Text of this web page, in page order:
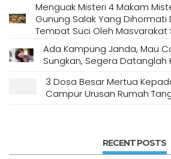
Menguak Misteri 4 Makam
Gunung Salak Yang
Tempat Suci Oleh
Ada Kampung Janda, Mau
Sungkan, Segera Datanglah
3 Dosa Besar Mertua
Campur Urusan Rumah
RECENT POSTS